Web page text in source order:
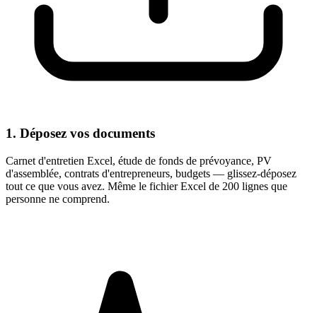
1. Déposez vos documents
Carnet d'entretien Excel, étude de fonds de prévoyance, PV
d'assemblée, contrats d'entrepreneurs, budgets — glissez-déposez
tout ce que vous avez. Même le fichier Excel de 200 lignes que
personne ne comprend.